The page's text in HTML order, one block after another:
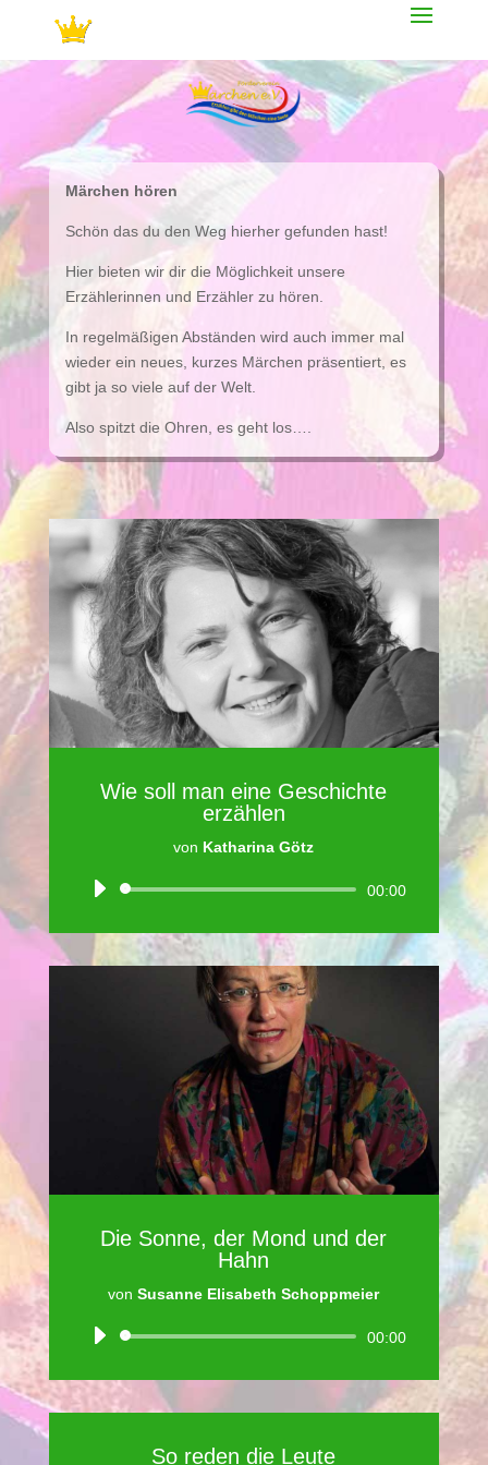
Märchen hören
Schön das du den Weg hierher gefunden hast!
Hier bieten wir dir die Möglichkeit unsere
Erzählerinnen und Erzähler zu hören.
In regelmäßigen Abständen wird auch immer mal
wieder ein neues, kurzes Märchen präsentiert, es
gibt ja so viele auf der Welt.
Also spitzt die Ohren, es geht los….
Wie soll man eine Geschichte
erzählen
von Katharina Götz
Audio-
00:00
Die Sonne, der Mond und der
Hahn
vonSusanne Elisabeth Schoppmeier
Audio-
00:00
So reden die Leute